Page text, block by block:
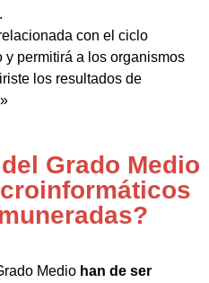
con el ciclo
y permitirá a los organismos
los resultados de
Grado Medio
Medio han de ser